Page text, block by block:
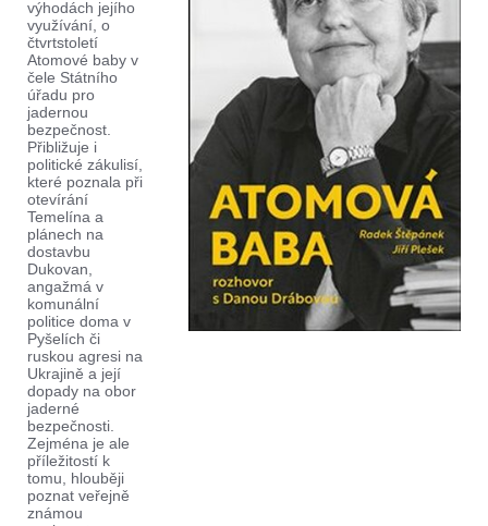
výhodách jejího
využívání, o
čtvrtstoletí
Atomové baby v
čele Státního
úřadu pro
jadernou
bezpečnost.
Přibližuje i
politické zákulisí,
které poznala při
otevírání
Temelína a
plánech na
dostavbu
Dukovan,
angažmá v
komunální
politice doma v
Pyšelích či
ruskou agresi na
Ukrajině a její
dopady na obor
jaderné
bezpečnosti.
Zejména je ale
příležitostí k
tomu, hlouběji
poznat veřejně
známou